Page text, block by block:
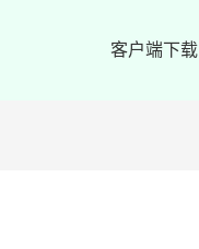
客户端下载